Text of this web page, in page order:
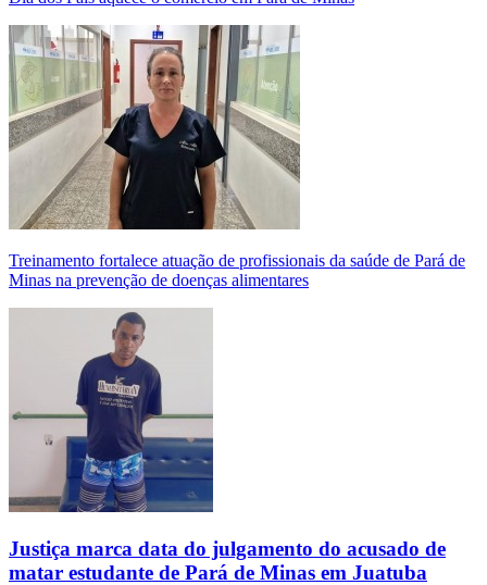
Treinamento fortalece atuação de profissionais da saúde de Pará de
Minas na prevenção de doenças alimentares
Justiça marca data do julgamento do acusado de
matar estudante de Pará de Minas em Juatuba